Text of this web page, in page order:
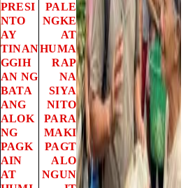
PRESI
NTO
AY
TINAN
GGIH
AN NG
BATA
ANG
ALOK
NG
PAGK
AIN
AT
PALE
NGKE
AT
HUMA
RAP
NA
SIYA
NITO
PARA
MAKI
PAGT
ALO
NGUN